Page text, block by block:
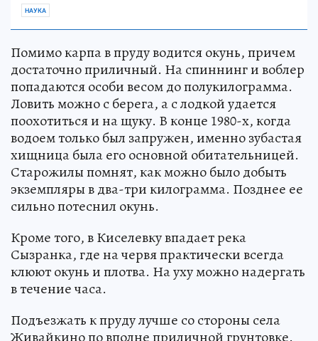
НАУКА
Помимо карпа в пруду водится окунь, причем
достаточно приличный. На спиннинг и воблер
попадаются особи весом до полукилограмма.
Ловить можно с берега, а с лодкой удается
поохотиться и на щуку. В конце 1980-х, когда
водоем только был запружен, именно зубастая
хищница была его основной обитательницей.
Старожилы помнят, как можно было добыть
экземпляры в два-три килограмма. Позднее ее
сильно потеснил окунь.
Кроме того, в Киселевку впадает река
Сызранка, где на червя практически всегда
клюют окунь и плотва. На уху можно надергать
в течение часа.
Подъезжать к пруду лучше со стороны села
Живайкино по вполне приличной грунтовке.